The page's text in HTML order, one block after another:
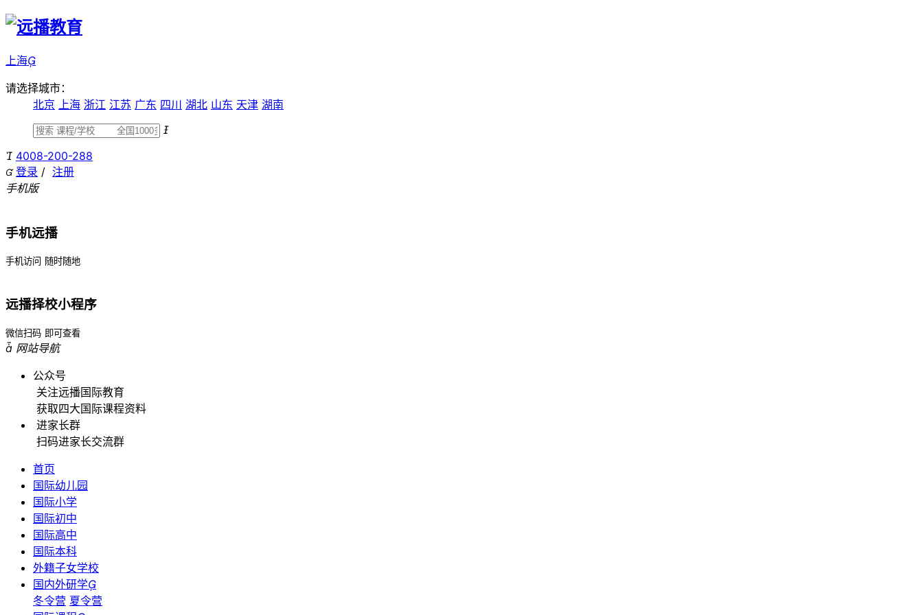
上海
请选择城市：
北京
上海 浙江 江苏 广东 四川 湖北 山东 天津 湖南

 4008-200-288
 登录 / 注册
手机版
手机远播
手机访问 随时随地
远播择校小程序
微信扫码 即可查看
 网站导航
公众号
关注远播国际教育
获取四大国际课程资料
进家长群
扫码进家长交流群
首页
国际幼儿园
国际小学
国际初中
国际高中
国际本科
外籍子女学校
国内外研学
冬令营 夏令营